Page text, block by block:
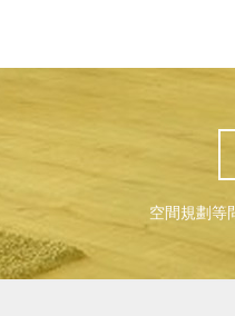
空間規劃等